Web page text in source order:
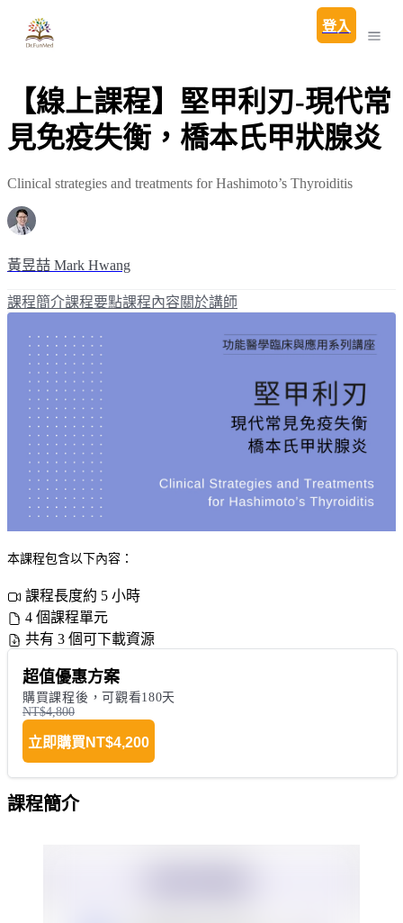
登入
【線上課程】堅甲利刃-現代常
見免疫失衡，橋本氏甲狀腺炎
Clinical strategies and treatments for Hashimoto’s Thyroiditis
黃昱喆 Mark Hwang
課程簡介課程要點課程內容關於講師
本課程包含以下內容：
課程長度約 5 小時
4 個課程單元
共有 3 個可下載資源
超值優惠方案
購買課程後，可觀看180天
NT$4,800
立即購買 NT$4,200
課程簡介